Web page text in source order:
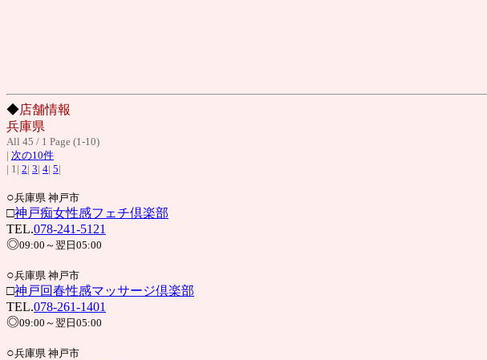
◆店舗情報
兵庫県
All 45 / 1 Page (1-10)
| 次の10件
| 1| 2| 3| 4| 5|
○兵庫県 神戸市
□神戸痴女性感フェチ倶楽部
TEL.078-241-5121
◎09:00～翌日05:00
○兵庫県 神戸市
□神戸回春性感マッサージ倶楽部
TEL.078-261-1401
◎09:00～翌日05:00
○兵庫県 神戸市